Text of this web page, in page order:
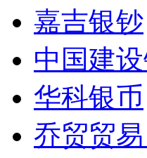
嘉吉银钞
中国建
华科银币
乔贸贸